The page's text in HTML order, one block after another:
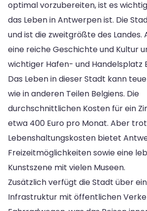
optimal vorzubereiten, ist es
das Leben in Antwerpen ist. Die
und ist die zweitgrößte des
eine reiche Geschichte und Kultur
wichtiger Hafen- und Handelsplatz
Das Leben in dieser Stadt kann
wie in anderen Teilen Belgiens. Die
durchschnittlichen Kosten für ein
etwa 400 Euro pro Monat. Aber
Lebenshaltungskosten bietet
Freizeitmöglichkeiten sowie eine
Kunstszene mit vielen Museen.
Zusätzlich verfügt die Stadt über
Infrastruktur mit öffentlichen